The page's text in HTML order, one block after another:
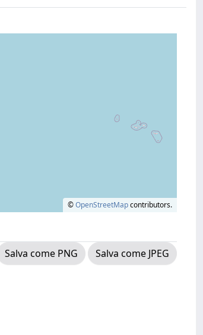
©OpenStreetMapcontributors.
Salva come PNG
Salva come JPEG